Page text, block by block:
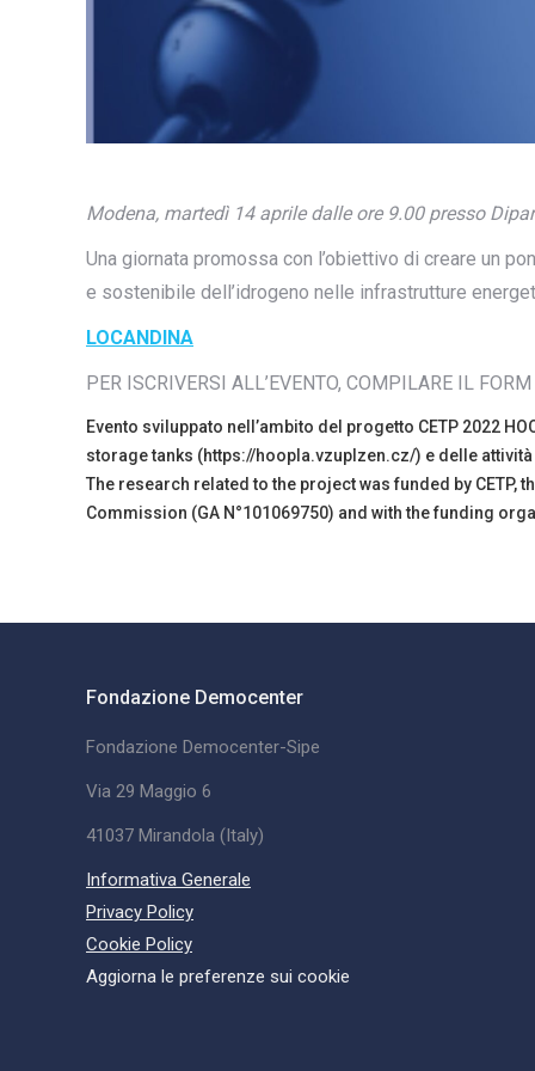
Modena, martedì 14 aprile dalle ore 9.00 presso
Una giornata promossa con l’obiettivo di creare un
e sostenibile dell’idrogeno nelle infrastrutture
LOCANDINA
PER ISCRIVERSI ALL’EVENTO, COMPILARE IL
Evento sviluppato nell’ambito del progetto CETP 2022
storage tanks (https://hoopla.vzuplzen.cz/) e delle
The research related to the project was funded by
Commission (GA N°101069750) and with the funding
Fondazione Democenter
Fondazione Democenter-Sipe
Via 29 Maggio 6
41037 Mirandola (Italy)
Informativa Generale
Privacy Policy
Cookie Policy
Aggiorna le preferenze sui cookie